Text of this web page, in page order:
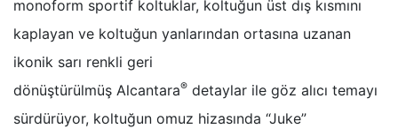
monoform sportif koltuklar, koltuğun üst dış kısmını
kaplayan ve koltuğun yanlarından ortasına uzanan
ikonik sarı renkli geri
dönüştürülmüş Alcantara® detaylar ile göz alıcı temayı
sürdürüyor, koltuğun omuz hizasında “Juke”